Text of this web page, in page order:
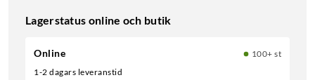
Lagerstatus online och butik
Online
100+ st
1-2 dagars leveranstid